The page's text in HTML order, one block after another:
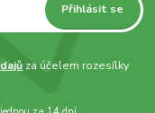
Přihlásit se
za účelem rozesílky